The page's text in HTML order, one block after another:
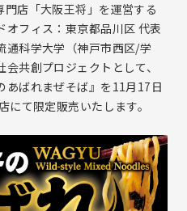
店「大阪王将」を運営する
フィス：東京都品川区 代表
通科学大学（神戸市西区/学
共創プロジェクトとして、
あばれまぜそば』を11月17日
にて限定販売いたします。